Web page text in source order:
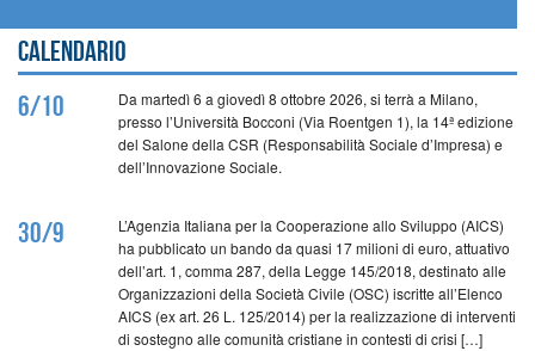
Calendario
6/10
Da martedì 6 a giovedì 8 ottobre 2026, si terrà a Milano,
presso l’Università Bocconi (Via Roentgen 1), la 14ª edizione
del Salone della CSR (Responsabilità Sociale d’Impresa) e
dell’Innovazione Sociale.
30/9
L’Agenzia Italiana per la Cooperazione allo Sviluppo (AICS)
ha pubblicato un bando da quasi 17 milioni di euro, attuativo
dell’art. 1, comma 287, della Legge 145/2018, destinato alle
Organizzazioni della Società Civile (OSC) iscritte all’Elenco
AICS (ex art. 26 L. 125/2014) per la realizzazione di interventi
di sostegno alle comunità cristiane in contesti di crisi […]